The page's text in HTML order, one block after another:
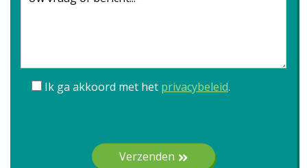
Ik ga akkoord met het privacybeleid.
Gelieve dit veld leeg te laten.
Verzenden